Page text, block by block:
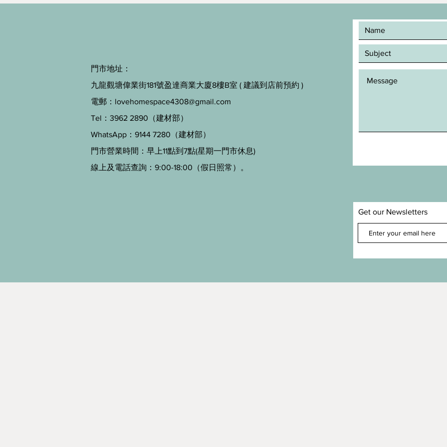
門市地址：
九龍觀塘偉業街181號盈達商業大廈8樓B室 ( 建議到店前預約 )
電郵： lovehomespace4308@gmail.com
Tel：3962 2890（建材部）
WhatsApp：9144 7280（建材部）
門市營業時間：早上11點到7點(星期一門市休息)
線上及電話查詢：9:00-18:00（假日照常）。
Get our Newsletters